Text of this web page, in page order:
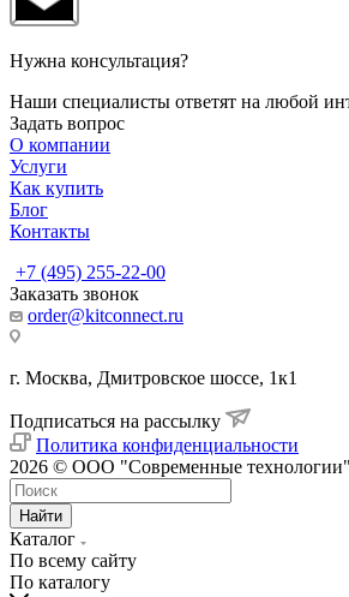
Нужна консультация?
Наши специалисты ответят на любой
Задать вопрос
О компании
Услуги
Как купить
Блог
Контакты
+7 (495) 255-22-00
Заказать звонок
order@kitconnect.ru
г. Москва, Дмитровское шоссе, 1к1
Подписаться на рассылку
Политика конфиденциальности
2026 © ООО "Современные технологии"
Найти
Каталог
По всему сайту
По каталогу